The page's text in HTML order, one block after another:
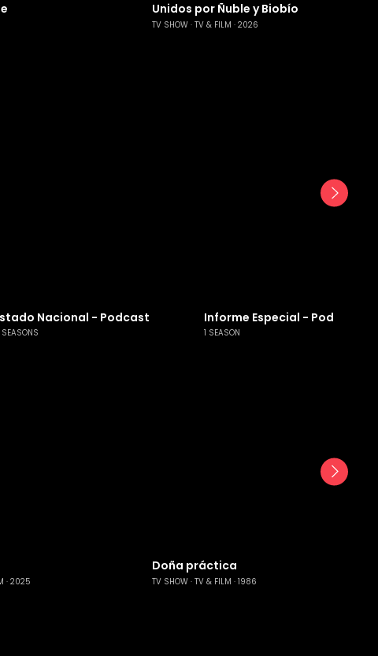
Unidos por Ñuble y Biobío
TV SHOW TV & FILM 2026
Nacional - Podcast Informe Especial - Podcast
1 SEASON
2025
Doña práctica
TV SHOW TV & FILM 1986